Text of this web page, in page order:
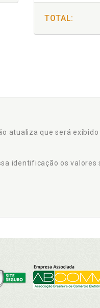
TOTAL:
atualiza que será
identificação os valores